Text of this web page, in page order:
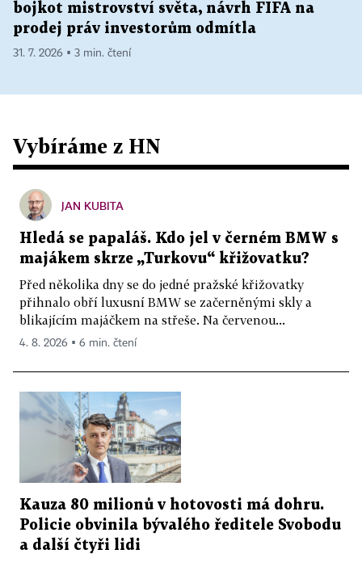
bojkot mistrovství světa, návrh FIFA na
prodej práv investorům odmítla
31. 7. 2026 ▪ 3 min. čtení
Vybíráme z HN
JAN KUBITA
Hledá se papaláš. Kdo jel v černém BMW s
majákem skrze „Turkovu“ křižovatku?
Před několika dny se do jedné pražské křižovatky
přihnalo obří luxusní BMW se začerněnými skly a
blikajícím majáčkem na střeše. Na červenou...
4. 8. 2026 ▪ 6 min. čtení
Kauza 80 milionů v hotovosti má dohru.
Policie obvinila bývalého ředitele Svobodu
a další čtyři lidi